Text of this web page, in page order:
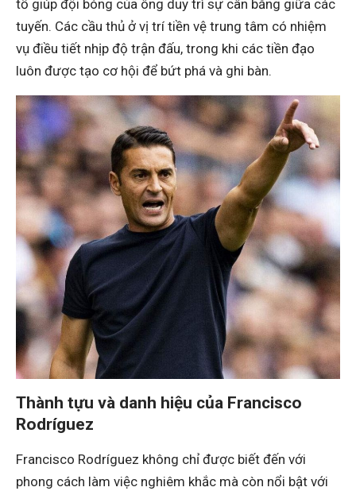
tố giúp đội bóng của ông duy trì sự cân bằng giữa các
tuyến. Các cầu thủ ở vị trí tiền vệ trung tâm có nhiệm
vụ điều tiết nhịp độ trận đấu, trong khi các tiền đạo
luôn được tạo cơ hội để bứt phá và ghi bàn.
Thành tựu và danh hiệu của Francisco
Rodríguez
Francisco Rodríguez không chỉ được biết đến với
phong cách làm việc nghiêm khắc mà còn nổi bật với